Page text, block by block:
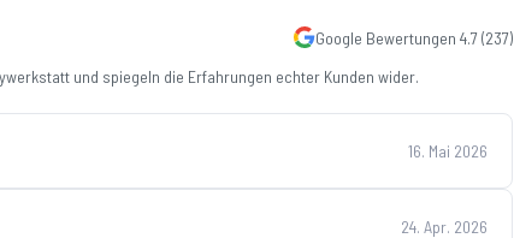
Google Bewertungen 4.7(237)
und spiegeln die Erfahrungen echter Kunden wider.
16. Mai 2026
24. Apr. 2026